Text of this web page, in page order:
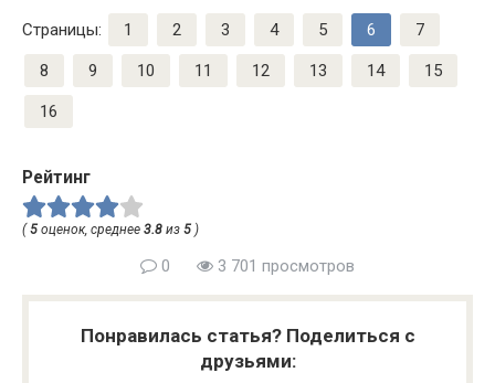
Страницы: 1 2 3 4 5 6 7
8 9 10 11 12 13 14 15
16
Рейтинг
( 5 оценок, среднее 3.8 из 5 )
0 3 701 просмотров
Понравилась статья? Поделиться с
друзьями: